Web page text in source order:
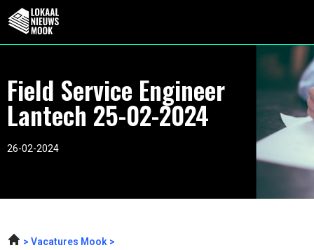
Field Service Engineer
Lantech 25-02-2024
26-02-2024
Vacatures Mook